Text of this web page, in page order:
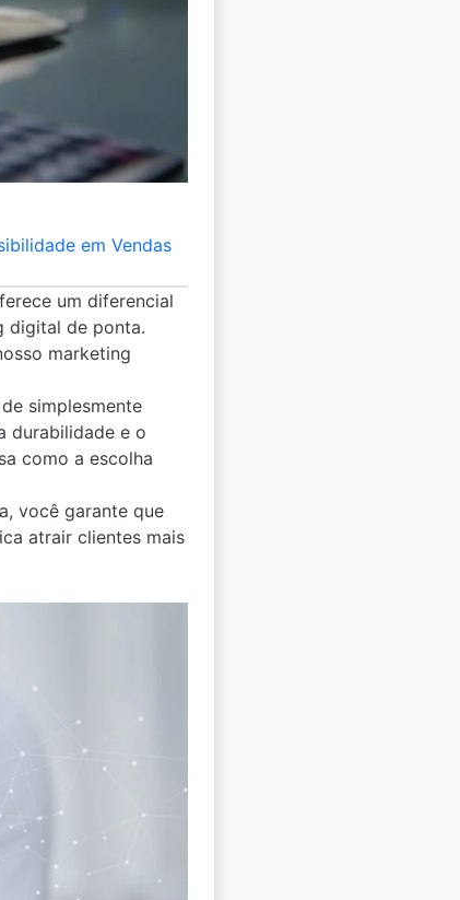
em Vendas
um diferencial
digital de ponta.
marketing
simplesmente
durabilidade e o
como a escolha
você garante que
atrair clientes mais